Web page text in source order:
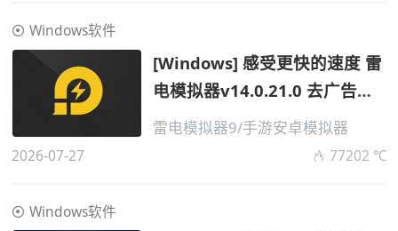
Windows软件
[Windows] 感受更快的速度 雷
电模拟器v14.0.21.0 去广告纯
净版
雷电模拟器9/手游安卓模拟器
2026-07-27 77202 ℃
Windows软件